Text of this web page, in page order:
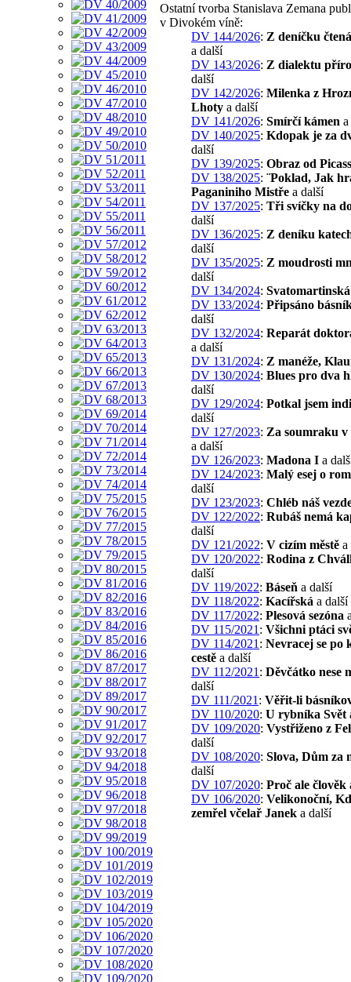
Ostatní tvorba Stanislava Zemana
v Divokém víně:
DV 144/2026: Z deníčku
a další
DV 143/2026: Z dialektu
další
DV 142/2026: Milenka z
Lhoty a další
DV 141/2026: Smírčí kámen
DV 140/2025: Kdopak je za
další
DV 139/2025: Obraz od
DV 138/2025: ¨Poklad, Jak
Paganiniho Mistře a další
DV 137/2025: Tři svíčky na
další
DV 136/2025: Z deníku
další
DV 135/2025: Z moudrosti
další
DV 134/2024: Svatomartinská
DV 133/2024: Připsáno
další
DV 132/2024: Reparát
a další
DV 131/2024: Z manéže,
DV 130/2024: Blues pro dva
další
DV 129/2024: Potkal jsem
další
DV 127/2023: Za soumraku
a další
DV 126/2023: Madona I a
DV 124/2023: Malý esej o
další
DV 123/2023: Chléb náš
DV 122/2022: Rubáš nemá
další
DV 121/2022: V cizím městě a
DV 120/2022: Rodina z
další
DV 119/2022: Báseň a další
DV 118/2022: Kacířská a další
DV 117/2022: Plesová sezóna
DV 115/2021 : Všichni ptáci
DV 114/2021 : Nevracej se po
cestě a další
DV 112/2021 : Děvčátko nese
další
DV 111/2021 : Věřit-li
DV 110/2020: U rybníka Svět
DV 109/2020: Vystřiženo z
další
DV 108/2020: Slova, Dům za
další
DV 107/2020: Proč ale člověk
DV 106/2020: Velikonoční,
zemřel včelař Janek a další